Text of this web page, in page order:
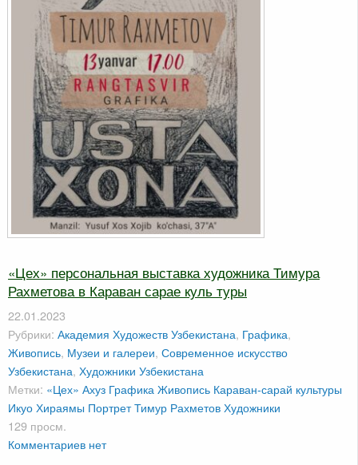
«Цех» персональная выставка художника Тимура
Рахметова в Караван сарае куль туры
22.01.2023
Рубрики: Академия Художеств Узбекистана, Графика,
Живопись, Музеи и галереи, Современное искусство
Узбекистана, Художники Узбекистана
Метки: «Цех» Ахуз Графика Живопись Караван-сарай культуры
Икуо Хираямы ПортретТимур РахметовХудожники
129 просм.
Комментариев нет